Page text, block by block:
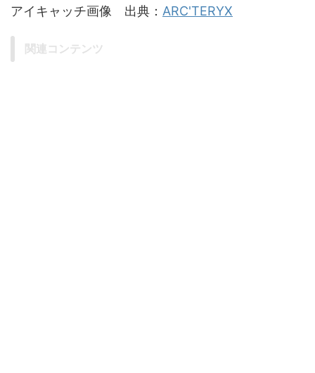
アイキャッチ画像 出典： ARC'TERYX
関連コンテンツ